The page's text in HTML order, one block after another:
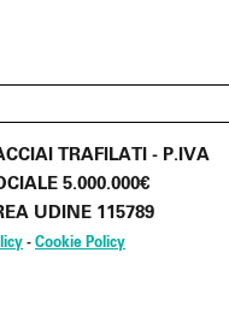
TRAFILATI - P.IVA
5.000.000€
UDINE 115789
- Cookie Policy